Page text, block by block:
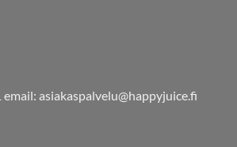
asiakaspalvelu@happyjuice.fi